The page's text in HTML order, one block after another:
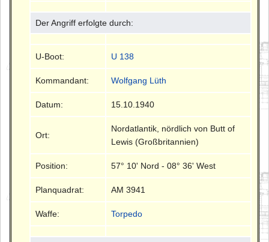
Der Angriff erfolgte durch:
U-Boot: U 138
Kommandant: Wolfgang Lüth
Datum: 15.10.1940
Ort:
Nordatlantik, nördlich von Butt of
Lewis (Großbritannien)
Position: 57° 10' Nord - 08° 36' West
Planquadrat: AM 3941
Waffe: Torpedo